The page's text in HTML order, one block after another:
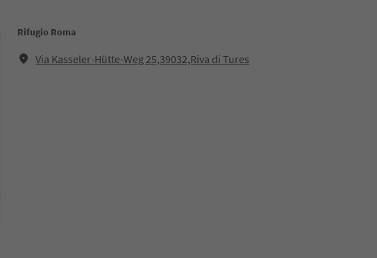
Rifugio Roma
Via Kasseler-Hütte-Weg 25,39032,Riva di Tures